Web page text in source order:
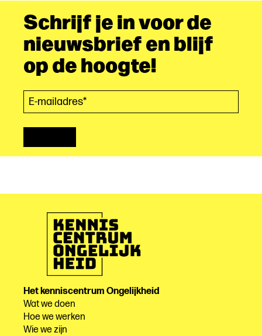
Schrijf je in voor de
nieuwsbrief en blijf
op de hoogte!
Het kenniscentrum Ongelijkheid
Wat we doen
Hoe we werken
Wie we zijn